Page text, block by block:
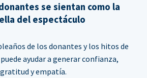
se sientan como la
del espectáculo
de los donantes y los hitos de
ayudar a generar confianza,
gratitud y empatía.